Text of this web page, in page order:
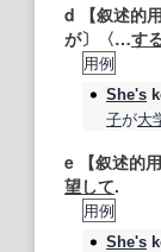
d 【叙述的
が〕〈…す
用例
She's
子が大
e 【叙述的
望して.
用例
She's